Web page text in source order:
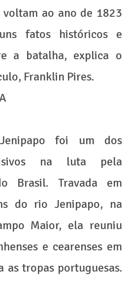
ao ano de 1823
fatos históricos e
a batalha, explica o
Franklin Pires.
foi um dos
na luta pela
Brasil. Travada em
do rio Jenipapo, na
Maior, ela reuniu
e cearenses em
as tropas portuguesas.